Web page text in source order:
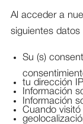
Al acceder a
siguientes datos
Su (s)
tu dirección IP
Información
Información
Cuando